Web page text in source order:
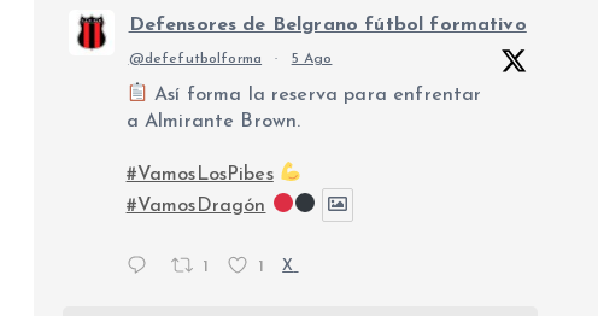
Defensores de Belgrano fútbol formativo
@defefutbolforma · 5 Ago
Así forma la reserva para enfrentar
a Almirante Brown.
#VamosLosPibes
#VamosDragón
1 1 X